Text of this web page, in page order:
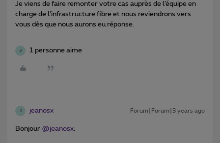
Je viens de faire remonter votre cas auprès de l’équipe en
charge de l’infrastructure fibre et nous reviendrons vers
vous dès que nous aurons eu réponse.
1 personne aime
jeanosx Forum|Forum|3 years ago
Bonjour @jeanosx,